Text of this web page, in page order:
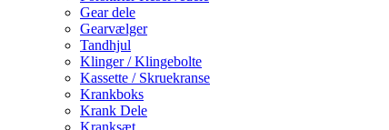
Gear dele
Gearvælger
Tandhjul
Klinger / Klingebolte
Kassette / Skruekranse
Krankboks
Krank Dele
Kranksæt